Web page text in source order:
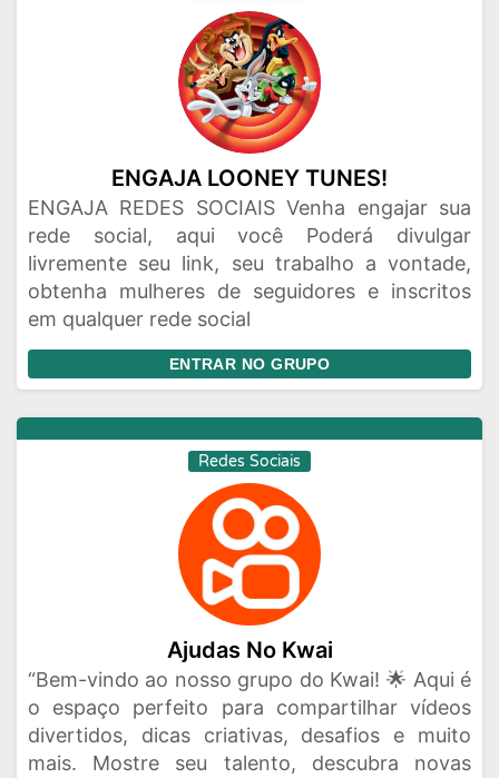
ENGAJA LOONEY TUNES!
ENGAJA REDES SOCIAIS Venha engajar sua
rede social, aqui você Poderá divulgar
livremente seu link, seu trabalho a vontade,
obtenha mulheres de seguidores e inscritos
em qualquer rede social
ENTRAR NO GRUPO
Redes Sociais
Ajudas No Kwai
“Bem-vindo ao nosso grupo do Kwai! 🌟 Aqui é
o espaço perfeito para compartilhar vídeos
divertidos, dicas criativas, desafios e muito
mais. Mostre seu talento, descubra novas